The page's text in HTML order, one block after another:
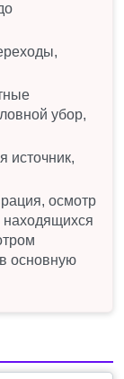
убор,
источник,
осмотр
находящихся
основную